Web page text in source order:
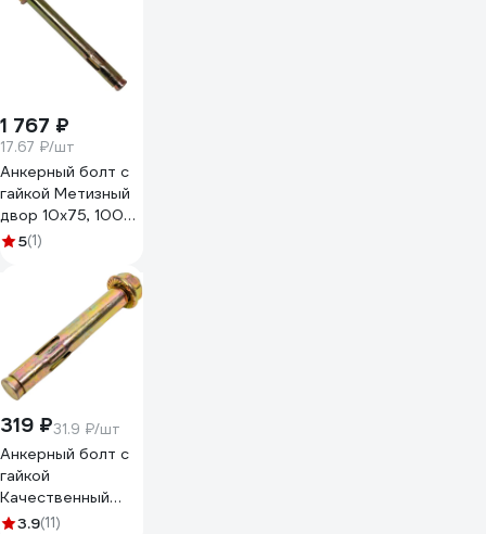
1 767 ₽
17.67 ₽/шт
Анкерный болт с
гайкой Метизный
двор 10x75, 100
шт.5(1)
319 ₽31.9 ₽/шт
Анкерный болт с
гайкой
Качественный
КРЕПЕЖ 10х77
3.9(11)